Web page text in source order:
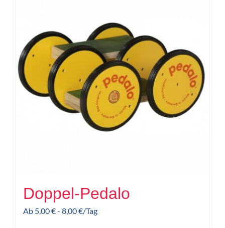
Doppel-Pedalo
Ab 5,00€- 8,00€/Tag